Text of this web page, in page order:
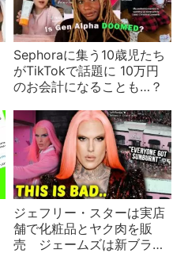
Sephoraに集う10歳児たち
がTikTokで話題に 10万円
のお会計になることも…？
ジェフリー・スターは実店
舗で化粧品とヤク肉を販
売 ジェームズは新ブラン